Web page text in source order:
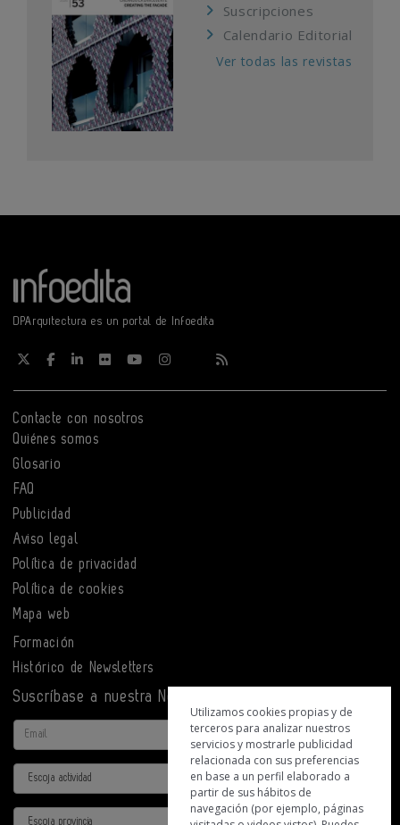
Suscripciones
Calendario Editorial
Ver todas las revistas
DPArquitectura es un portal de Infoedita
Contacte con nosotros
Quiénes somos
Glosario
FAQ
Publicidad
Aviso legal
Política de privacidad
Política de cookies
Mapa web
Formación
Histórico de Newsletters
Suscríbase a nuestra Newsletter
Email
Actividad
Provincia
Utilizamos cookies propias y de
terceros para analizar nuestros
servicios y mostrarle publicidad
relacionada con sus preferencias
en base a un perfil elaborado a
partir de sus hábitos de
navegación (por ejemplo, páginas